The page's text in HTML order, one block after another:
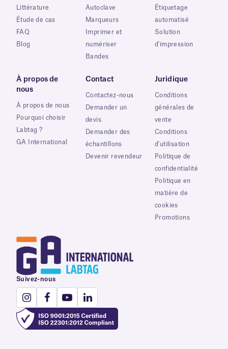
Littérature
Étude de cas
FAQ
Blog
Autoclave
Marqueurs
Imprimer et
numériser
Bandes
Étiquetage
automatisé
Solution
d'impression
À propos de
nous
À propos de nous
Pourquoi choisir
Labtag ?
GA International
Contact
Contactez-nous
Demander un
devis
Demander des
échantillons
Devenir revendeur
Juridique
Conditions
générales de
vente
Conditions
d'utilisation
Politique de
confidentialité
Politique en
matière de
cookies
Promotions
Suivez-nous